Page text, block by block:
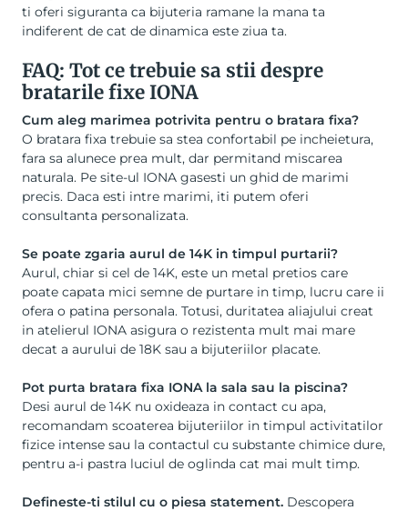
ti oferi siguranta ca bijuteria ramane la mana ta
indiferent de cat de dinamica este ziua ta.
FAQ: Tot ce trebuie sa stii despre
bratarile fixe IONA
Cum aleg marimea potrivita pentru o bratara fixa?
O bratara fixa trebuie sa stea confortabil pe incheietura,
fara sa alunece prea mult, dar permitand miscarea
naturala. Pe site-ul IONA gasesti un ghid de marimi
precis. Daca esti intre marimi, iti putem oferi
consultanta personalizata.
Se poate zgaria aurul de 14K in timpul purtarii?
Aurul, chiar si cel de 14K, este un metal pretios care
poate capata mici semne de purtare in timp, lucru care ii
ofera o patina personala. Totusi, duritatea aliajului creat
in atelierul IONA asigura o rezistenta mult mai mare
decat a aurului de 18K sau a bijuteriilor placate.
Pot purta bratara fixa IONA la sala sau la piscina?
Desi aurul de 14K nu oxideaza in contact cu apa,
recomandam scoaterea bijuteriilor in timpul activitatilor
fizice intense sau la contactul cu substante chimice dure,
pentru a-i pastra luciul de oglinda cat mai mult timp.
Defineste-ti stilul cu o piesa statement. Descopera